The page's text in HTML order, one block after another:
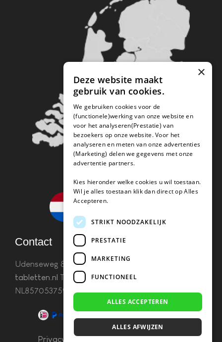
Contact
Udenseweg 8B 5405 PA Udeninfo(@)koffie-
tabletten.nl Tel. 085 782 5578KvK 67529623 Btw:
NL857053759B01
Privacy & Cookies–Algemene Voorwaarden
×
Deze website maakt
gebruik van cookies.
We gebruiken cookies voor de
(functionele)werking van onze website en
voor het analyseren(Prestatie) van
bezoekers op onze website. Voor het
analyseren en meten van onze advertenties
(Marketing) delen we gegevens met onze
advertentie partners.
Kies hieronder welke cookies u wil toestaan.
Wil je alles toestaan klik dan direct op Alles
Accepteren.
STRIKT NOODZAKELIJK
PRESTATIE
MARKETING
FUNCTIONEEL
ALLES ACCEPTEREN
ALLES AFWIJZEN